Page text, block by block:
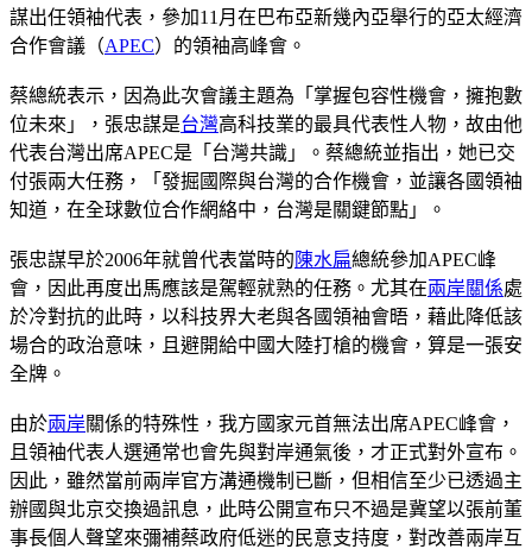
謀出任領袖代表，參加11月在巴布亞新幾內亞舉行的亞太經濟
合作會議（APEC）的領袖高峰會。
蔡總統表示，因為此次會議主題為「掌握包容性機會，擁抱數
位未來」，張忠謀是台灣高科技業的最具代表性人物，故由他
代表台灣出席APEC是「台灣共識」。蔡總統並指出，她已交
付張兩大任務，「發掘國際與台灣的合作機會，並讓各國領袖
知道，在全球數位合作網絡中，台灣是關鍵節點」。
張忠謀早於2006年就曾代表當時的 陳水扁總統參加APEC峰
會，因此再度出馬應該是駕輕就熟的任務。尤其在兩岸關係處
於冷對抗的此時，以科技界大老與各國領袖會晤，藉此降低該
場合的政治意味，且避開給中國大陸打槍的機會，算是一張安
全牌。
由於兩岸關係的特殊性，我方國家元首無法出席APEC峰會，
且領袖代表人選通常也會先與對岸通氣後，才正式對外宣布。
因此，雖然當前兩岸官方溝通機制已斷，但相信至少已透過主
辦國與北京交換過訊息，此時公開宣布只不過是冀望以張前董
事長個人聲望來彌補蔡政府低迷的民意支持度，對改善兩岸互